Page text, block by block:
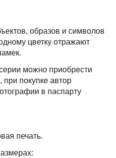
образов и символов
цветку отражают
можно приобрести
покупке автор
в паспарту
печать.